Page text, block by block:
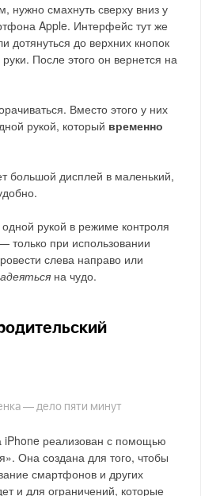
нужно смахнуть сверху вниз у
Apple. Интерфейс тут же
дотянуться до верхних кнопок
После этого он вернется на
Вместо этого у них
рукой, который временно
большой дисплей в маленький,
рукой в режиме контроля
только при использовании
слева направо или
на чудо.
— дело пяти минут
iPhone реализован с помощью
Она создана для того, чтобы
смартфонов и других
и для ограничений, которые